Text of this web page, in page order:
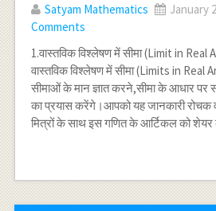
Satyam Mathematics January
Comments
1.वास्तविक विश्लेषण में सीमा (Limit in Real
वास्तविक विश्लेषण में सीमा (Limits in
सीमाओं के मान ज्ञात करने,सीमा के आधार
का प्रयास करेंगे।आपको यह जानकारी रोचक
मित्रों के साथ इस गणित के आर्टिकल को